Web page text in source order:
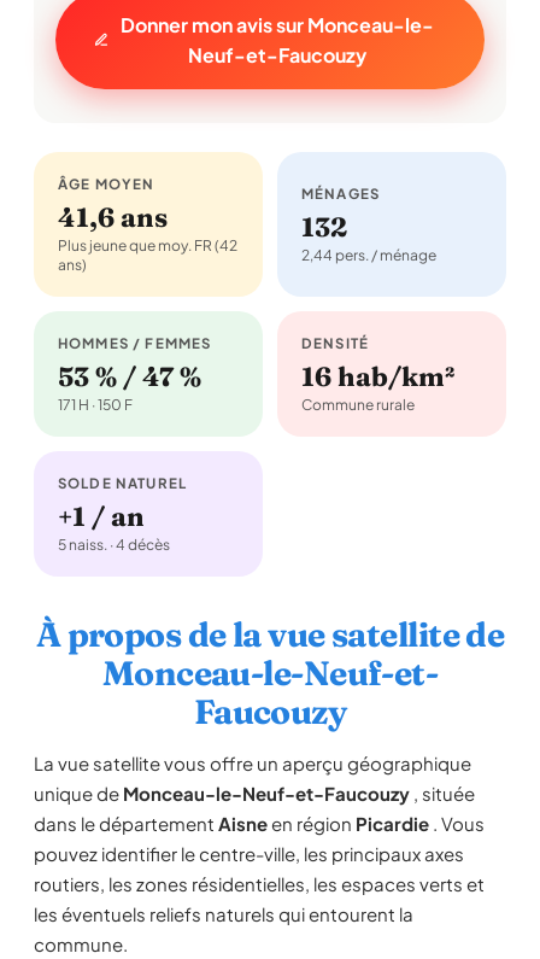
Donner mon avis sur Monceau-le-
Neuf-et-Faucouzy
ÂGE MOYEN
41,6 ans
Plus jeune que moy. FR (42
ans)
MÉNAGES
132
2,44 pers. / ménage
HOMMES / FEMMES
53 % / 47 %
171 H · 150 F
DENSITÉ
16 hab/km²
Commune rurale
SOLDE NATUREL
+1 / an
5 naiss. · 4 décès
À propos de la vue satellite de
Monceau-le-Neuf-et-
Faucouzy
La vue satellite vous offre un aperçu géographique
unique de Monceau-le-Neuf-et-Faucouzy , située
dans le département Aisneen région Picardie . Vous
pouvez identifier le centre-ville, les principaux axes
routiers, les zones résidentielles, les espaces verts et
les éventuels reliefs naturels qui entourent la
commune.